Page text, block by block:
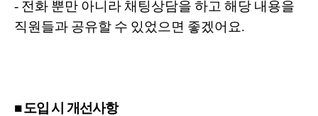
- 전화 뿐만 아니라 채팅상담을 하고 해당 내용을
직원들과 공유할 수 있었으면 좋겠어요.
■ 도입 시 개선사항